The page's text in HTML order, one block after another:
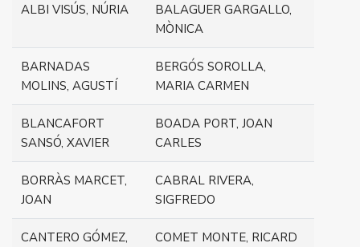
ALBI VISÚS, NÚRIA
BALAGUER GARGALLO,
MÒNICA
BARNADAS
MOLINS, AGUSTÍ
BERGÓS SOROLLA,
MARIA CARMEN
BLANCAFORT
SANSÓ, XAVIER
BOADA PORT, JOAN
CARLES
BORRÀS MARCET,
JOAN
CABRAL RIVERA,
SIGFREDO
CANTERO GÓMEZ,
COMET MONTE, RICARD